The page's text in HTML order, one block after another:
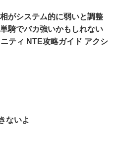
がシステム的に弱いと調整
騎でバカ強いかもしれない
ティ NTE攻略ガイド アクシ
ないよ